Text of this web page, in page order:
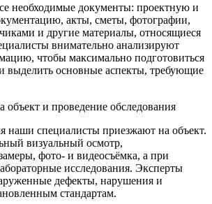
необходимые документы: проектную и
акты, сметы, фотографии,
и другие материалы, относящиеся
внимательно анализируют
чтобы максимально подготовиться
выделить основные аспекты, требующие
объект и проведение обследования
наши специалисты приезжают на объект.
визуальный осмотр,
фото- и видеосъёмка, а при
исследования. Эксперты
дефекты, нарушения и
стандартам.